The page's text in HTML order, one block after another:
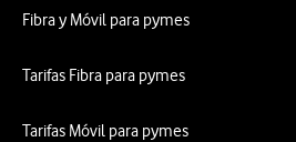
Fibra y Móvil para pymes
Tarifas Fibra para pymes
Tarifas Móvil para pymes